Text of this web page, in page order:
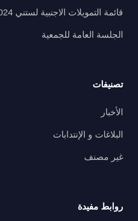
قائمة التمويلات الاجنبية لستني 2023/2024
الجلسة العامة للجمعية
تصنيفات
الأخبار
البلاغات و الإنتدابات
غير مصنف
روابط مفيدة